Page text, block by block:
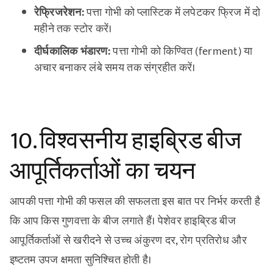
रेफ्रिजरेशन:पत्ता गोभी को प्लास्टिक में लपेटकर फ्रिज में दो
महीने तक स्टोर करें।
दीर्घकालिक भंडारण:पत्ता गोभी को किण्वित (ferment) या
अचार बनाकर लंबे समय तक संग्रहीत करें।
10. विश्वसनीय हाइब्रिड बीज
आपूर्तिकर्ताओं का चयन
आपकी पत्ता गोभी की फसल की सफलता इस बात पर निर्भर करती है
कि आप किस गुणवत्ता के बीज लगाते हैं। पेशेवर हाइब्रिड बीज
आपूर्तिकर्ताओं से खरीदने से उच्च अंकुरण दर, रोग प्रतिरोध और
इष्टतम उपज क्षमता सुनिश्चित होती है।